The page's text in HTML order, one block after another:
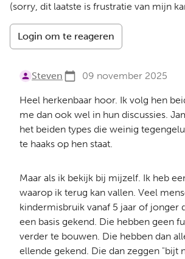
(sorry, dit laatste is frustratie van mijn
Login om te reageren
Steven 09 november 2025
Heel herkenbaar hoor. Ik volg hen
me dan ook wel in hun discussies.
het beiden types die weinig
te haaks op hen staat.
Maar als ik bekijk bij mijzelf. Ik heb
waarop ik terug kan vallen. Veel
kindermisbruik vanaf 5 jaar of jonger
een basis gekend. Die hebben geen
verder te bouwen. Die hebben dan
ellende gekend. Die dan zeggen "bijt